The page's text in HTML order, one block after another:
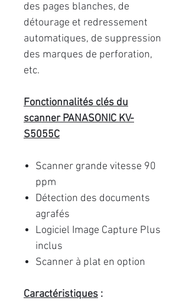
des pages blanches, de
détourage et redressement
automatiques, de suppression
des marques de perforation,
etc.
Fonctionnalités clés du
scanner PANASONIC KV-
S5055C
Scanner grande vitesse 90
ppm
Détection des documents
agrafés
Logiciel Image Capture Plus
inclus
Scanner à plat en option
Caractéristiques :